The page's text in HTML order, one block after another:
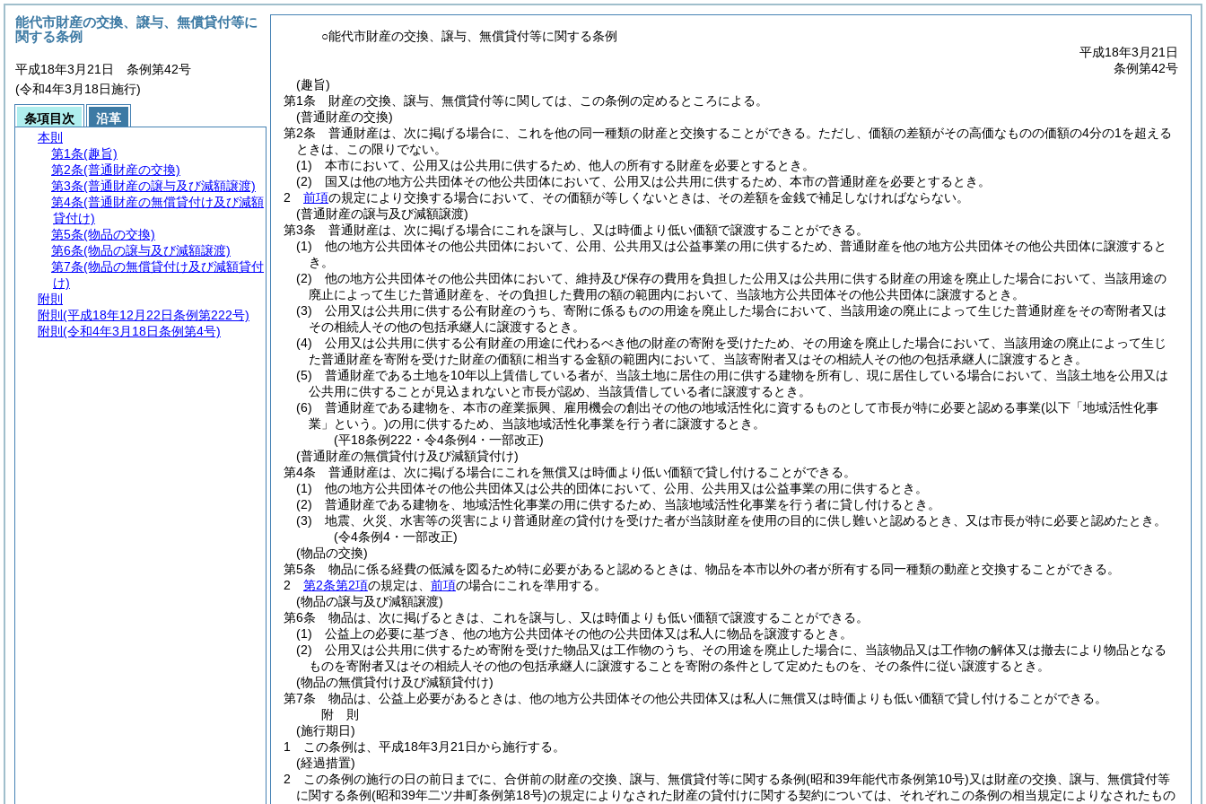
○能代市財産の交換、譲与、無償貸付等に関する条例
平成18年3月21日
条例第42号
(趣旨)
第1条
財産の交換、譲与、無償貸付等に関しては、この条例の定めるところによる。
(普通財産の交換)
第2条
普通財産は、次に掲げる場合に、これを他の同一種類の財産と交換することができる。 ただし、価額の差額がその高価なものの価額の4分の1を超える
ときは、この限りでない。
(1)
本市において、公用又は公共用に供するため、他人の所有する財産を必要とするとき。
(2)
国又は他の地方公共団体その他公共団体において、公用又は公共用に供するため、本市の普通財産を必要とするとき。
2
前項の規定により交換する場合において、その価額が等しくないときは、その差額を金銭で補足しなければならない。
(普通財産の譲与及び減額譲渡)
第3条
普通財産は、次に掲げる場合にこれを譲与し、又は時価より低い価額で譲渡することができる。
(1)
他の地方公共団体その他公共団体において、公用、公共用又は公益事業の用に供するため、普通財産を他の地方公共団体その他公共団体に譲渡すると
き。
(2)
他の地方公共団体その他公共団体において、維持及び保存の費用を負担した公用又は公共用に供する財産の用途を廃止した場合において、当該用途の
廃止によって生じた普通財産を、その負担した費用の額の範囲内において、当該地方公共団体その他公共団体に譲渡するとき。
(3)
公用又は公共用に供する公有財産のうち、寄附に係るものの用途を廃止した場合において、当該用途の廃止によって生じた普通財産をその寄附者又は
その相続人その他の包括承継人に譲渡するとき。
(4)
公用又は公共用に供する公有財産の用途に代わるべき他の財産の寄附を受けたため、その用途を廃止した場合において、当該用途の廃止によって生じ
た普通財産を寄附を受けた財産の価額に相当する金額の範囲内において、当該寄附者又はその相続人その他の包括承継人に譲渡するとき。
(5)
普通財産である土地を10年以上賃借している者が、当該土地に居住の用に供する建物を所有し、現に居住している場合において、当該土地を公用又は
公共用に供することが見込まれないと市長が認め、当該賃借している者に譲渡するとき。
(6)
普通財産である建物を、本市の産業振興、雇用機会の創出その他の地域活性化に資するものとして市長が特に必要と認める事業(以下「地域活性化事
業」という。)の用に供するため、当該地域活性化事業を行う者に譲渡するとき。
(平18条例222・令4条例4・一部改正)
(普通財産の無償貸付け及び減額貸付け)
第4条
普通財産は、次に掲げる場合にこれを無償又は時価より低い価額で貸し付けることができる。
(1)
他の地方公共団体その他公共団体又は公共的団体において、公用、公共用又は公益事業の用に供するとき。
(2)
普通財産である建物を、地域活性化事業の用に供するため、当該地域活性化事業を行う者に貸し付けるとき。
(3)
地震、火災、水害等の災害により普通財産の貸付けを受けた者が当該財産を使用の目的に供し難いと認めるとき、又は市長が特に必要と認めたとき。
(令4条例4・一部改正)
(物品の交換)
第5条
物品に係る経費の低減を図るため特に必要があると認めるときは、物品を本市以外の者が所有する同一種類の動産と交換することができる。
2
第2条第2項の規定は、 前項の場合にこれを準用する。
(物品の譲与及び減額譲渡)
第6条
物品は、次に掲げるときは、これを譲与し、又は時価よりも低い価額で譲渡することができる。
(1)
公益上の必要に基づき、他の地方公共団体その他の公共団体又は私人に物品を譲渡するとき。
(2)
公用又は公共用に供するため寄附を受けた物品又は工作物のうち、その用途を廃止した場合に、当該物品又は工作物の解体又は撤去により物品となる
ものを寄附者又はその相続人その他の包括承継人に譲渡することを寄附の条件として定めたものを、その条件に従い譲渡するとき。
(物品の無償貸付け及び減額貸付け)
第7条
物品は、公益上必要があるときは、他の地方公共団体その他公共団体又は私人に無償又は時価よりも低い価額で貸し付けることができる。
附 則
(施行期日)
1
この条例は、平成18年3月21日から施行する。
(経過措置)
2
この条例の施行の日の前日までに、合併前の財産の交換、譲与、無償貸付等に関する条例(昭和39年能代市条例第10号)又は財産の交換、譲与、無償貸付等
に関する条例(昭和39年二ツ井町条例第18号)の規定によりなされた財産の貸付けに関する契約については、それぞれこの条例の相当規定によりなされたもの
能代市財産の交換、譲与、無償貸付等に
関する条例
平成18年3月21日 条例第42号
(令和4年3月18日施行)
条項目次
沿革
本則
第1条(趣旨)
第2条(普通財産の交換)
第3条(普通財産の譲与及び減額譲渡)
第4条(普通財産の無償貸付け及び減額
貸付け)
第5条(物品の交換)
第6条(物品の譲与及び減額譲渡)
第7条(物品の無償貸付け及び減額貸付
け)
附則
附則 (平成18年12月22日条例第222号)
附則 (令和4年3月18日条例第4号)